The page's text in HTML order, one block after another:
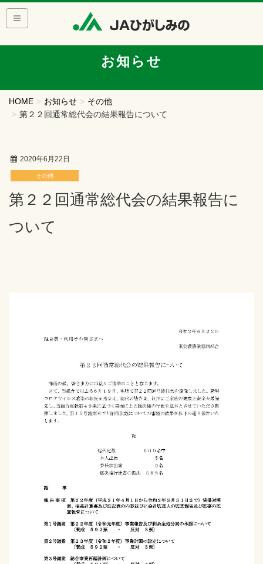
お知らせ
HOME お知らせ
その他
第２２回通常総代会の結果報告について
2020年6月22日
その他
第２２回通常総代会の結果報告に
ついて